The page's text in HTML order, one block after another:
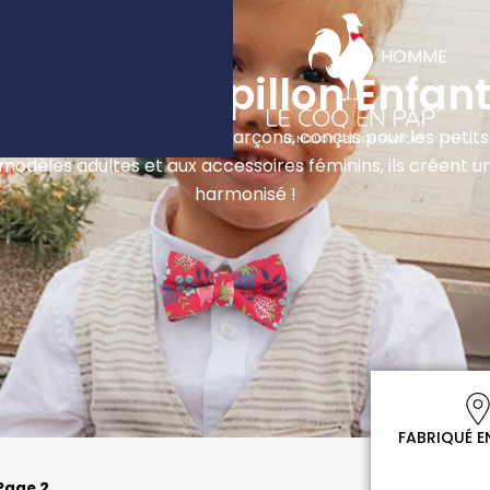
HOMME
Noeuds Papillon Enfant
nos nœuds papillon pour garçons, conçus pour les
adultes et aux accessoires féminins, ils créent
harmonisé !
FABRIQUÉ